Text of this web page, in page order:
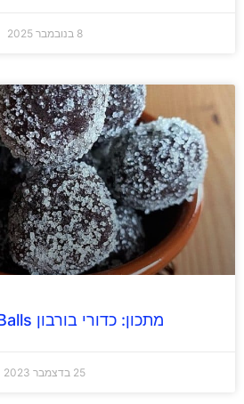
מתכון: כדורי בורבון Bourbon Balls